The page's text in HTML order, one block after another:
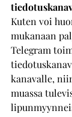
Kuten voi
mukanaan
Telegram
kanavalle,
muassa